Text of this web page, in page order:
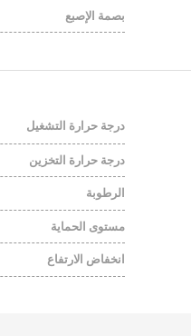
بصمة الإصبع
درجة حرارة التشغيل
درجة حرارة التخزين
الرطوبة
مستوى الحماية
انخفاض الارتفاع